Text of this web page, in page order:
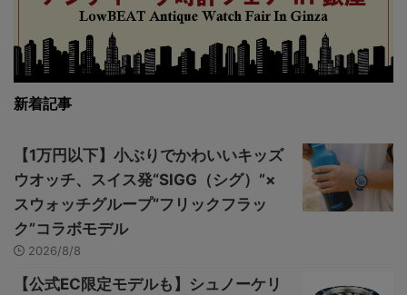
新着記事
【1万円以下】小ぶりでかわいいキッズ
ウオッチ、スイス発“SIGG（シグ）”×
スウォッチグループ“フリックフラッ
ク”コラボモデル
2026/8/8
【公式EC限定モデルも】シュノーケリ